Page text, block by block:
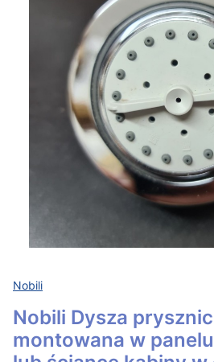
Nobili
Nobili Dysza
montowana w